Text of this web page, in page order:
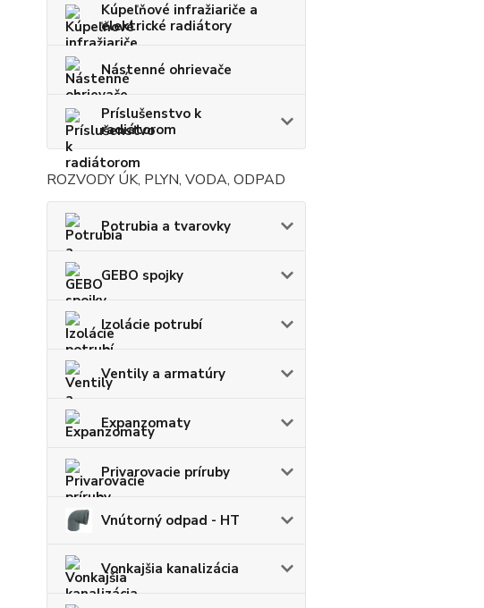
Kúpeľňové infražiariče a
elektrické radiátory
Nástenné ohrievače
Príslušenstvo k
radiátorom
ROZVODY ÚK, PLYN, VODA, ODPAD
Potrubia a tvarovky
GEBO spojky
Izolácie potrubí
Ventily a armatúry
Expanzomaty
Privarovacie príruby
Vnútorný odpad - HT
Vonkajšia kanalizácia